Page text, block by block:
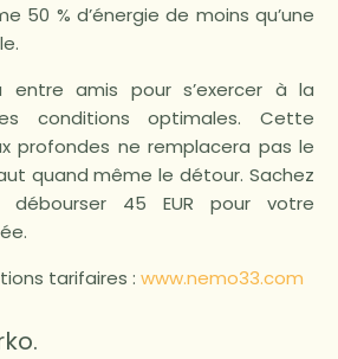
50 % d’énergie de moins qu’une
entre amis pour s’exercer à la
conditions optimales. Cette
profondes ne remplacera pas le
quand même le détour. Sachez
débourser 45 EUR pour votre
tarifaires : www.nemo33.com